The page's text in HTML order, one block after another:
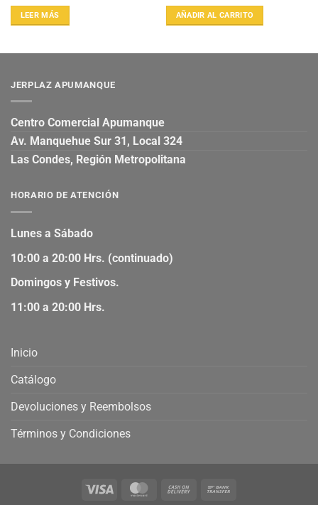
LEER MÁS AÑADIR AL CARRITO
JERPLAZ APUMANQUE
Centro Comercial Apumanque
Av. Manquehue Sur 31, Local 324
Las Condes, Región Metropolitana
HORARIO DE ATENCIÓN
Lunes a Sábado
10:00 a 20:00 Hrs. (continuado)
Domingos y Festivos.
11:00 a 20:00 Hrs.
Inicio
Catálogo
Devoluciones y Reembolsos
Términos y Condiciones